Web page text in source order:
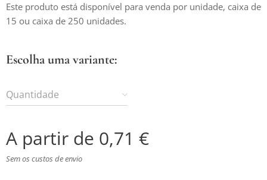
Este produto está disponível para venda por unidade, caixa de
15 ou caixa de 250 unidades.
Escolha uma variante:
Quantidade
A partir de 0,71 €
Sem os custos de envio